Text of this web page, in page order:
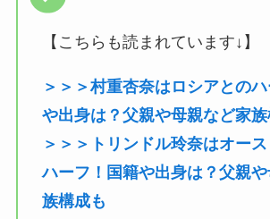
【こちらも読まれています↓】
＞＞＞村重杏奈はロシアとの
や出身は？父親や母親など家族
＞＞＞トリンドル玲奈はオー
ハーフ！国籍や出身は？父親
族構成も